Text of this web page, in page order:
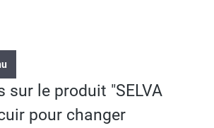
sur le produit "SELVA
pour changer